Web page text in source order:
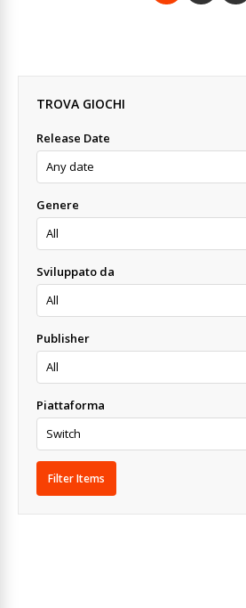
TROVA GIOCHI
Release Date
Genere
Sviluppato da
Publisher
Piattaforma